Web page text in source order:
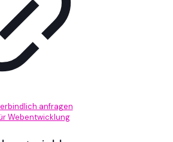
anfragen
Webentwicklung